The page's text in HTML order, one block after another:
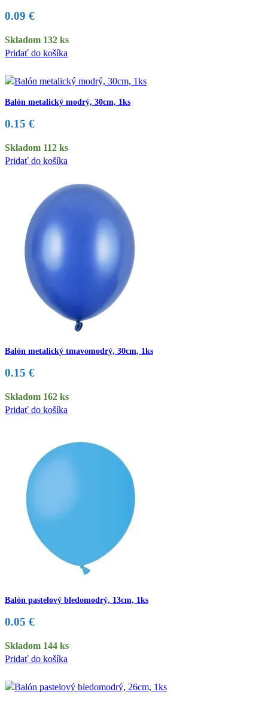
0.09 €
Skladom 132 ks
Pridať do košíka
Balón metalický modrý, 30cm, 1ks
0.15 €
Skladom 112 ks
Pridať do košíka
Balón metalický tmavomodrý, 30cm, 1ks
0.15 €
Skladom 162 ks
Pridať do košíka
Balón pastelový bledomodrý, 13cm, 1ks
0.05 €
Skladom 144 ks
Pridať do košíka